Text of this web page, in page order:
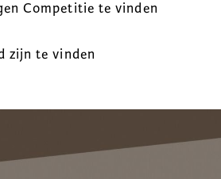
Competitie te vinden
zijn te vinden